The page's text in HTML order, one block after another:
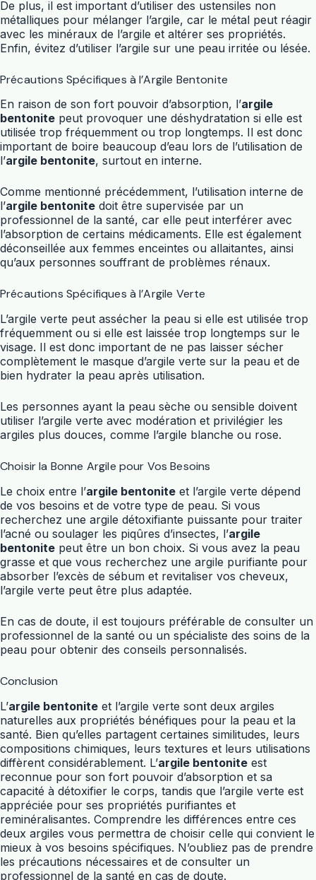
De plus, il est important d’utiliser des ustensiles non
métalliques pour mélanger l’argile, car le métal peut réagir
avec les minéraux de l’argile et altérer ses propriétés.
Enfin, évitez d’utiliser l’argile sur une peau irritée ou lésée.
Précautions Spécifiques à l’Argile Bentonite
En raison de son fort pouvoir d’absorption, l’argile
bentonite peut provoquer une déshydratation si elle est
utilisée trop fréquemment ou trop longtemps. Il est donc
important de boire beaucoup d’eau lors de l’utilisation de
l’argile bentonite, surtout en interne.
Comme mentionné précédemment, l’utilisation interne de
l’argile bentonite doit être supervisée par un
professionnel de la santé, car elle peut interférer avec
l’absorption de certains médicaments. Elle est également
déconseillée aux femmes enceintes ou allaitantes, ainsi
qu’aux personnes souffrant de problèmes rénaux.
Précautions Spécifiques à l’Argile Verte
L’argile verte peut assécher la peau si elle est utilisée trop
fréquemment ou si elle est laissée trop longtemps sur le
visage. Il est donc important de ne pas laisser sécher
complètement le masque d’argile verte sur la peau et de
bien hydrater la peau après utilisation.
Les personnes ayant la peau sèche ou sensible doivent
utiliser l’argile verte avec modération et privilégier les
argiles plus douces, comme l’argile blanche ou rose.
Choisir la Bonne Argile pour Vos Besoins
Le choix entre l’argile bentonite et l’argile verte dépend
de vos besoins et de votre type de peau. Si vous
recherchez une argile détoxifiante puissante pour traiter
l’acné ou soulager les piqûres d’insectes, l’argile
bentonite peut être un bon choix. Si vous avez la peau
grasse et que vous recherchez une argile purifiante pour
absorber l’excès de sébum et revitaliser vos cheveux,
l’argile verte peut être plus adaptée.
En cas de doute, il est toujours préférable de consulter un
professionnel de la santé ou un spécialiste des soins de la
peau pour obtenir des conseils personnalisés.
Conclusion
L’argile bentonite et l’argile verte sont deux argiles
naturelles aux propriétés bénéfiques pour la peau et la
santé. Bien qu’elles partagent certaines similitudes, leurs
compositions chimiques, leurs textures et leurs utilisations
diffèrent considérablement. L’argile bentonite est
reconnue pour son fort pouvoir d’absorption et sa
capacité à détoxifier le corps, tandis que l’argile verte est
appréciée pour ses propriétés purifiantes et
reminéralisantes. Comprendre les différences entre ces
deux argiles vous permettra de choisir celle qui convient le
mieux à vos besoins spécifiques. N’oubliez pas de prendre
les précautions nécessaires et de consulter un
professionnel de la santé en cas de doute.